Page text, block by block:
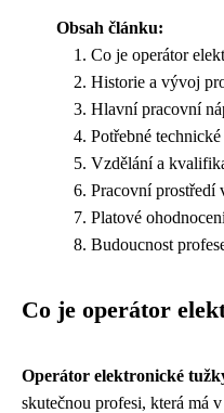
Obsah článku:
Co je operátor
Historie a vývoj
Hlavní pracovní
Potřebné
Vzdělání a
Pracovní prostředí
Platové
Budoucnost
Co je operátor
Operátor elektronické
skutečnou profesi, která má